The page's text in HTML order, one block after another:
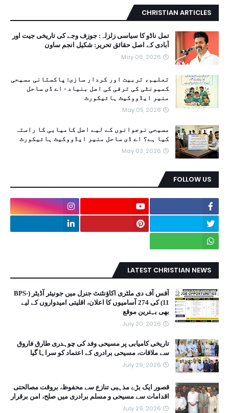
CHRISTIAN ARTICLES
تمل ناڈو کا سیاسی زلزلہ: جوزف وجے کی تاریخی جیت اور
آبادی کے اصل حقائق تحریر: شکیل انجم ساون
May 06, 2026
تعلیم، تربیت اور کردار سازی: پاکستانی مسیحی
کمیونٹی کی ترقی کی اصل بنیاد - اے ڈی ساحل
منیر ایڈووکیٹ ہائیکورٹ
May 05, 2026
مسیحی نوجوانوں کے لیے اصل کامیابی کا راستہ
کیا ہے؟ اے ڈی ساحل منیر ایڈووکیٹ ہائیکورٹ
May 03, 2026
FOLLOW US
LATEST CHRISTIAN NEWS
آفس آف دی ملٹری اکاؤنٹنٹ جنرل میں جونیئر آڈیٹر (BPS-
11) کی 274 آسامیوں کا اعلان، اقلیتی امیدواروں کے لیے
بھی بہترین موقع
July 30, 2026
تاریخی کامیابی پر مسیحی وفد کی چوہدری طارق فاروق
سے ملاقات، مسیحی برادری کے اعتماد کو سراہا گیا
July 29, 2026
قصور ایک بڑے مذہبی تنازع سے محفوظ، بروقت مصالحتی
اقدامات سے مسیحی و مسلم برادری میں صلح، امن برقرار
July 29, 2026